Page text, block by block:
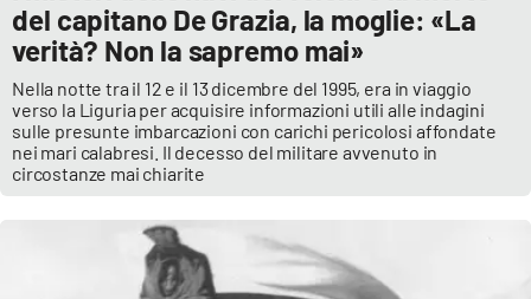
del capitano De Grazia, la moglie: «La
verità? Non la sapremo mai»
Nella notte tra il 12 e il 13 dicembre del 1995, era in viaggio
verso la Liguria per acquisire informazioni utili alle indagini
sulle presunte imbarcazioni con carichi pericolosi affondate
nei mari calabresi. Il decesso del militare avvenuto in
circostanze mai chiarite